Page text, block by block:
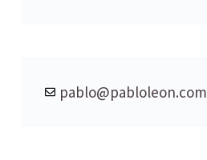
pablo@pabloleon.com